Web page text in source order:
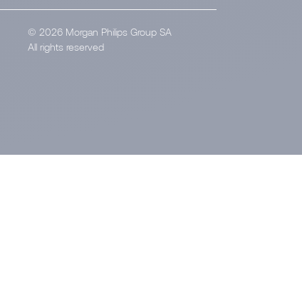
© 2026 Morgan Philips Group SA
All rights reserved